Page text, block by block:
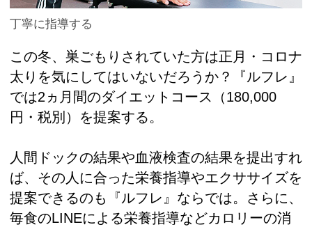
丁寧に指導する
この冬、巣ごもりされていた方は正月・コロナ
太りを気にしてはいないだろうか？『ルフレ』
では2ヵ月間のダイエットコース（180,000
円・税別）を提案する。
人間ドックの結果や血液検査の結果を提出すれ
ば、その人に合った栄養指導やエクササイズを
提案できるのも『ルフレ』ならでは。さらに、
毎食のLINEによる栄養指導などカロリーの消